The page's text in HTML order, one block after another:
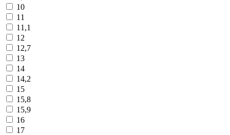
10
11
11,1
12
12,7
13
14
14,2
15
15,8
15,9
16
17